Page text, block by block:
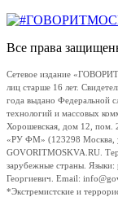
Все права
Сетевое издание
лиц старше 16 лет.
года выдано Федеральной
технологий и массовых
Хорошевская, дом 12, пом.
«РУ ФМ» (123298 Москва,
GOVORITMOSKVA.RU.
зарубежные страны. Языки:
Георгиевич. Email:
*Экстремистские и